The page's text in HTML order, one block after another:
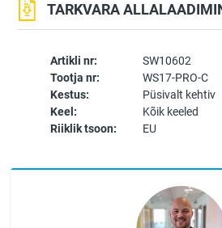
Artikli nr:
SW10602
Tootja nr:
WS17-PRO-C
Kestus:
Püsivalt kehtiv
Keel:
Kõik keeled
Riiklik tsoon:
EU
TARKVARA